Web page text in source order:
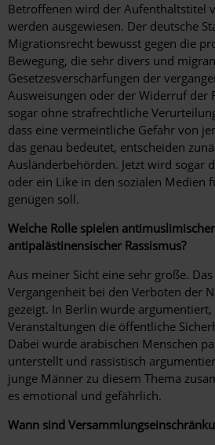
Betroffenen wird der Aufenthaltstitel
werden ausgewiesen. Der deutsche
Migrationsrecht bewusst gegen die
Bewegung, die sehr divers und
Gesetzesverschärfungen der
Ausweisungen oder der Widerruf der
sogar ohne strafrechtliche
dass eine vermeintliche Gefahr von
das genau bedeutet, entscheiden
Ausländerbehörden. Jetzt wird sogar
oder ein Like in den sozialen Medien
genügen soll.
Welche Rolle spielen
antipalästinensischer Rassismus?
Aus meiner Sicht eine sehr große.
Vergangenheit bei den Verboten der
gezeigt. In Berlin wurde argumentiert,
Veranstaltungen die öffentliche
Dabei wurde arabischen Menschen
unterstellt und rassistisch
junge Männer zu diesem Thema
es emotional und gefährlich.
Wann sind